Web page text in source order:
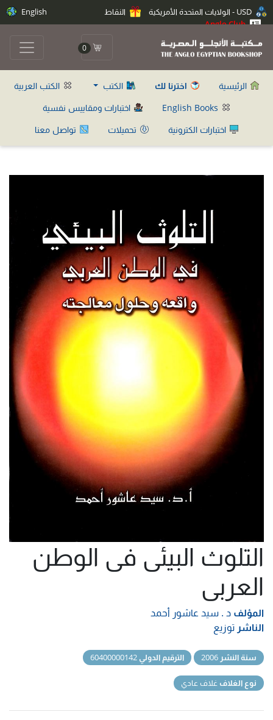
النقاط
Anglo Club
English
0
الرئيسية اخترنا لك الكتب
الكتب العربية
اختبارات ومقاييس نفسية
اختبارات الكترونية
تحميلات تواصل معنا
التلوث البيئى فى الوطن
العربى
المؤلف د . سيد عاشور أحمد
الناشر توزيع
سنة النشر الترقيم الدولي
نوع الغلاف غلاف عادي